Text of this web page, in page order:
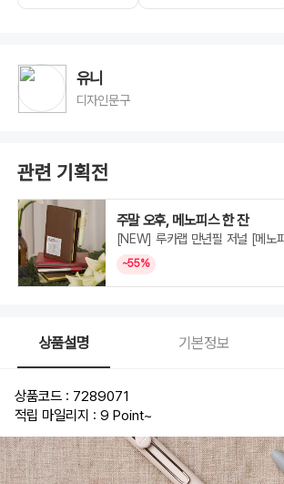
유니
디자인문구
관련 기획전
주말 오후, 메노피스 한 잔
[NEW] 루카랩 만년필 저널 [메노
~55%
상품설명 기본정보
상품코드 : 7289071
적립 마일리지 : 9 Point~